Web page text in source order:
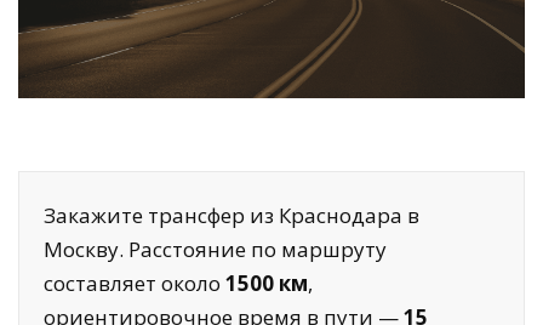
Закажите трансфер из Краснодара в
Москву. Расстояние по маршруту
составляет около 1500 км,
ориентировочное время в пути —15